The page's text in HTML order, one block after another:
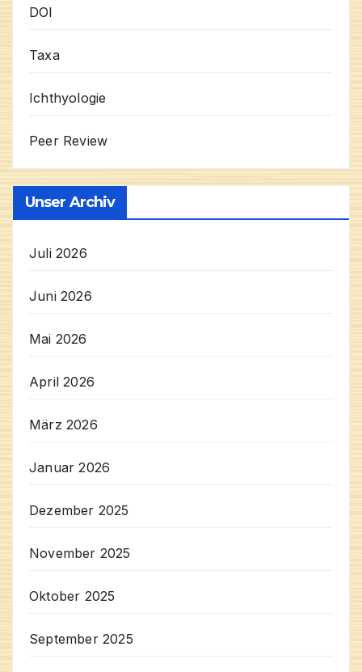
DOI
Taxa
Ichthyologie
Peer Review
Unser Archiv
Juli 2026
Juni 2026
Mai 2026
April 2026
März 2026
Januar 2026
Dezember 2025
November 2025
Oktober 2025
September 2025